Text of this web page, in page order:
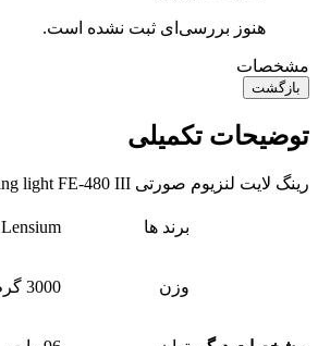
هنوز بررسی‌ای ثبت نشده است.
مشخصات
بازگشت
توضیحات تکمیلی
رینگ لایت لنزیوم صورتی Lensium Ring light FE-480 III
برند ها Lensium
وزن 3000 گرم